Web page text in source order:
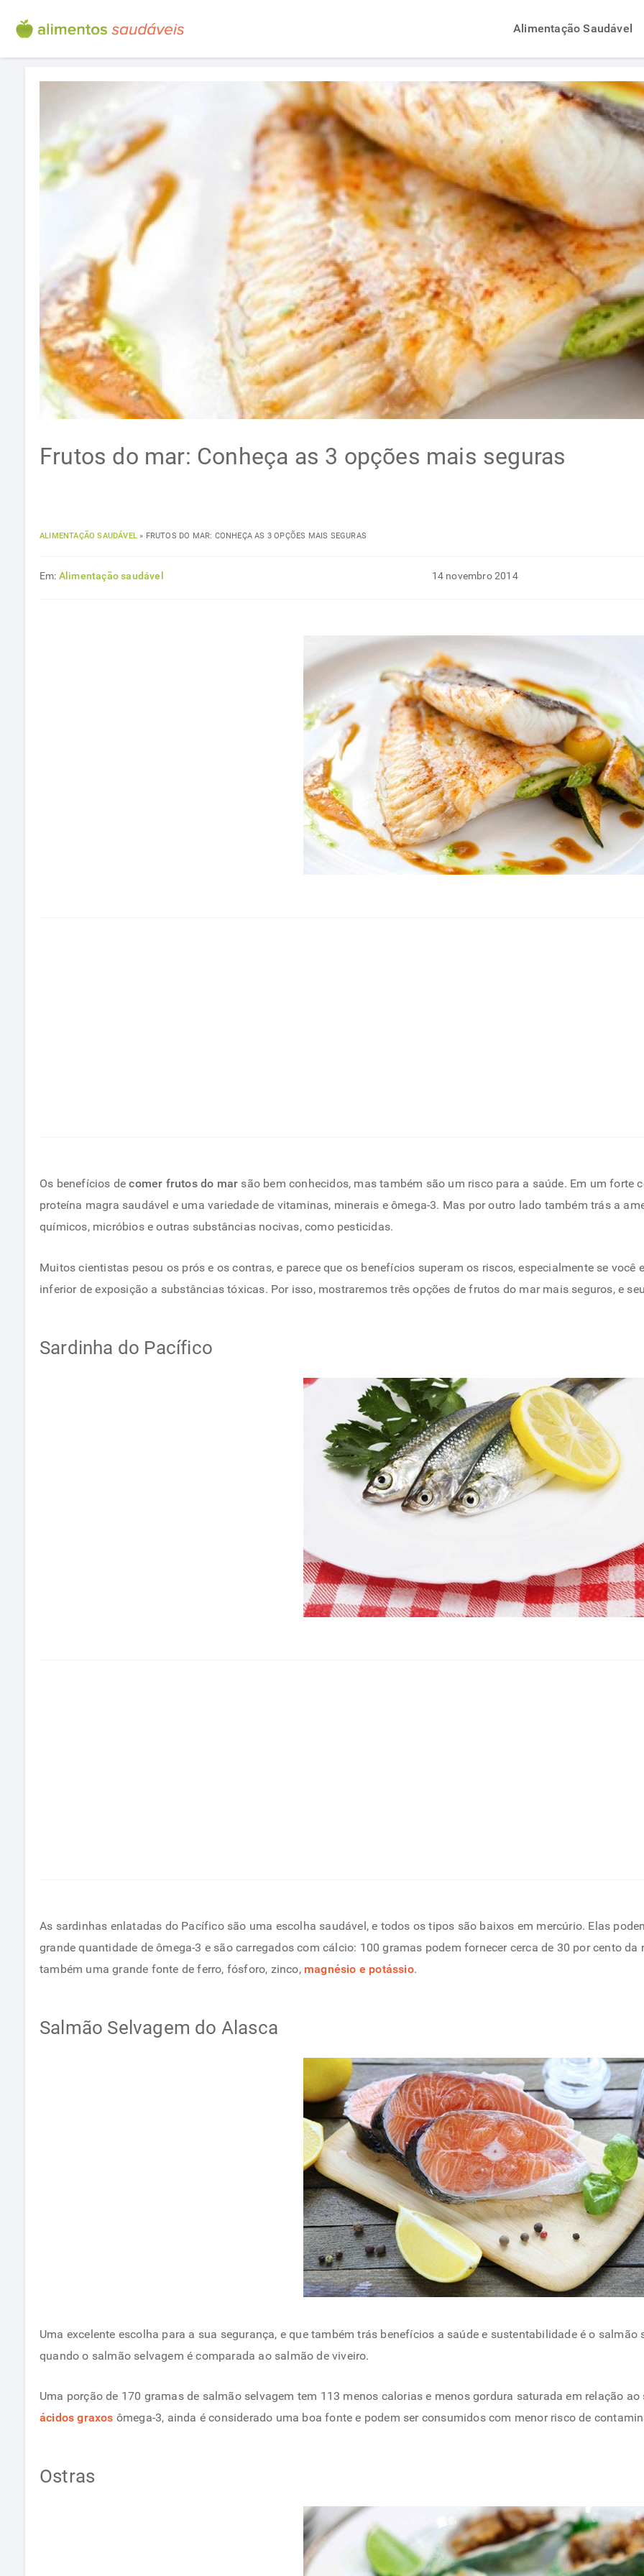
Alimentação Saudável
Frutos do mar: Conheça as 3 opções mais seguras
ALIMENTAÇÃO SAUDÁVEL » FRUTOS DO MAR: CONHEÇA AS 3 OPÇÕES MAIS SEGURAS
Em: Alimentação saudável 14 novembro 2014
Os benefícios decomer frutos do mar são bem conhecidos, mas também são um risco para a saúde. Em um forte
proteína magra saudável e uma variedade de vitaminas, minerais e ômega-3. Mas por outro lado também trás a
químicos, micróbios e outras substâncias nocivas, como pesticidas.
Muitos cientistas pesou os prós e os contras, e parece que os benefícios superam os riscos, especialmente se você
inferior de exposição a substâncias tóxicas. Por isso, mostraremos três opções de frutos do mar mais seguros, e
Sardinha do Pacífico
As sardinhas enlatadas do Pacífico são uma escolha saudável, e todos os tipos são baixos em mercúrio. Elas
grande quantidade de ômega-3 e são carregados com cálcio: 100 gramas podem fornecer cerca de 30 por cento
também uma grande fonte de ferro, fósforo, zinco, magnésio e potássio.
Salmão Selvagem do Alasca
Uma excelente escolha para a sua segurança, e que também trás benefícios a saúde e sustentabilidade é o
quando o salmão selvagem é comparada ao salmão de viveiro.
Uma porção de 170 gramas de salmão selvagem tem 113 menos calorias e menos gordura saturada em relação
ácidos graxos ômega-3, ainda é considerado uma boa fonte e podem ser consumidos com menor risco de
Ostras